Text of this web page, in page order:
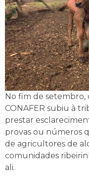
No fim de
CONAFER subiu à
prestar
provas ou números
de agricultores de
comunidades
ali.